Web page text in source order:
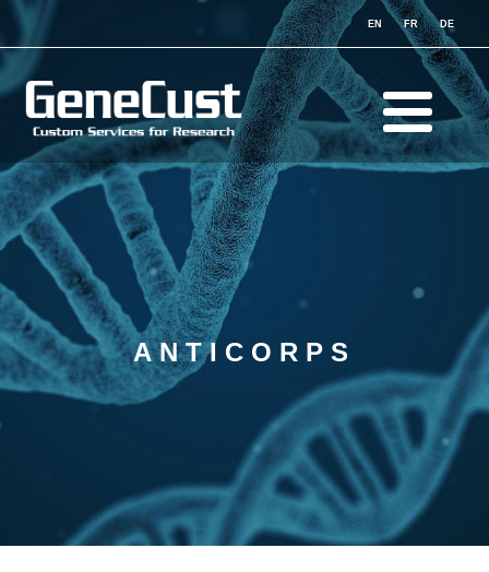
EN FR DE
ANTICORPS